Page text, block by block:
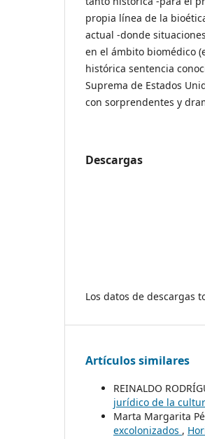
propia línea de la
actual -donde
en el ámbito biomédico
histórica sentencia
Suprema de Estados
con sorprendentes y
Descargas
Los datos de descargas
Artículos similares
REINALDO
jurídico de la
Marta Margarita
excolonizados ,